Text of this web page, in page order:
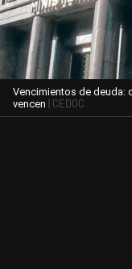
Vencimientos de deuda:
vencen | CEDOC